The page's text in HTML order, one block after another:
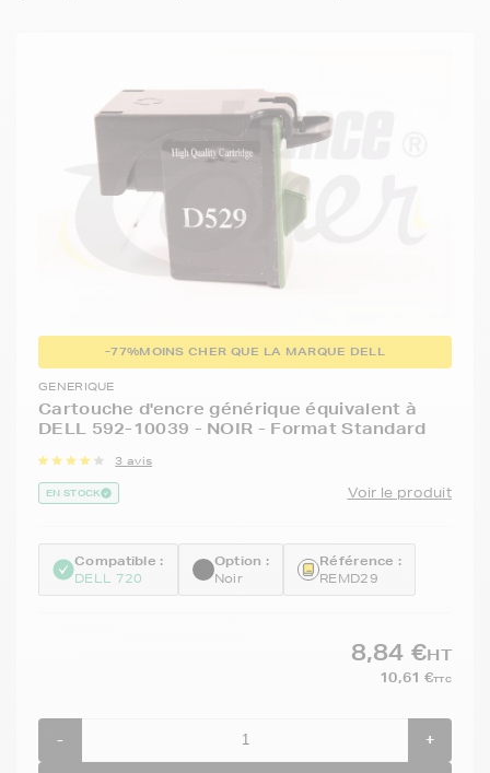
-77%MOINS CHER QUE LA MARQUE DELL
GENERIQUE
Cartouche d'encre générique équivalent à
DELL 592-10039 - NOIR - Format Standard
3 avis
EN STOCK Voir le produit
Compatible :
DELL 720
Option :
Noir
Référence :
REMD29
8,84 €HT
10,61 €TTC
- +